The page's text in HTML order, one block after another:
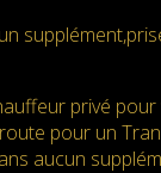
privé pour
pour un
aucun